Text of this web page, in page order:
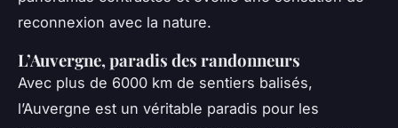
reconnexion avec la nature.
L’Auvergne, paradis des randonneurs
Avec plus de 6000 km de sentiers balisés,
l’Auvergne est un véritable paradis pour les